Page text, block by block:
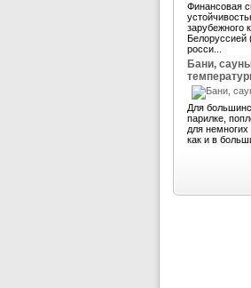
Финансовая
зарубежного
Белоруссией
росси...
Бани,
Для
парилке,
для
как и в